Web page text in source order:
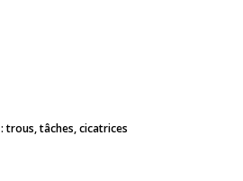
: trous, tâches, cicatrices